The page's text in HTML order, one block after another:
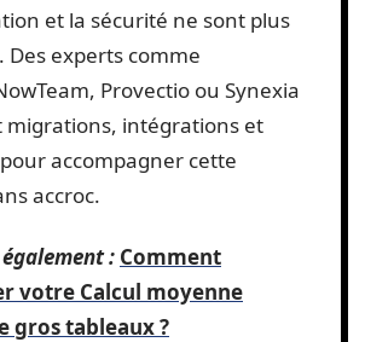
et la sécurité ne sont plus
Des experts comme
Provectio ou Synexia
migrations, intégrations et
accompagner cette
accroc.
: Comment
votre Calcul moyenne
gros tableaux ?